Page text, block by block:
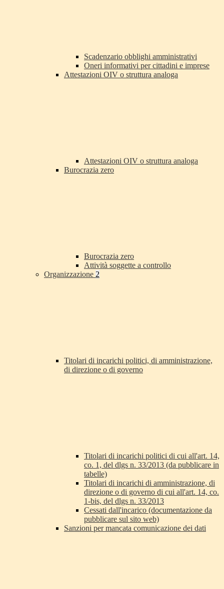
Scadenzario obblighi amministrativi
Oneri informativi per cittadini e imprese
Attestazioni OIV o struttura analoga
Attestazioni OIV o struttura analoga
Burocrazia zero
Burocrazia zero
Attività soggette a controllo
Organizzazione 2
Titolari di incarichi politici, di amministrazione,
di direzione o di governo
Titolari di incarichi politici di cui all'art. 14,
co. 1, del dlgs n. 33/2013 (da pubblicare in
tabelle)
Titolari di incarichi di amministrazione, di
direzione o di governo di cui all'art. 14, co.
1-bis, del dlgs n. 33/2013
Cessati dall'incarico (documentazione da
pubblicare sul sito web)
Sanzioni per mancata comunicazione dei dati